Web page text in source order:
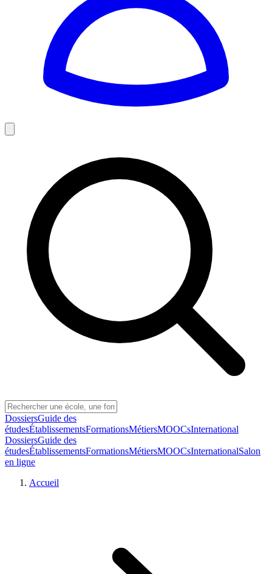
DossiersGuide des
étudesÉtablissementsFormationsMétiersMOOCsInternational
DossiersGuide des
étudesÉtablissementsFormationsMétiersMOOCsInternationalSalon
en ligne
Accueil